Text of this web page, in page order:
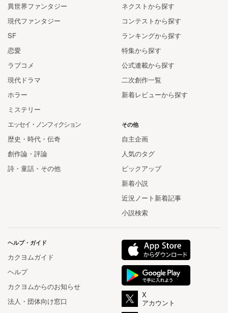
ネクストから探す
コンテストから探す
ランキングから探す
特集から探す
公式連載から探す
二次創作一覧
新着レビューから探す
異世界ファンタジー
現代ファンタジー
SF
恋愛
ラブコメ
現代ドラマ
ホラー
ミステリー
エッセイ・ノンフィクション
歴史・時代・伝奇
創作論・評論
詩・童話・その他
その他
自主企画
人気のタグ
ピックアップ
新着小説
近況ノート新着記事
小説検索
ヘルプ・ガイド
カクヨムガイド
ヘルプ
カクヨムからのお知らせ
法人・団体向け窓口
X
アカウント